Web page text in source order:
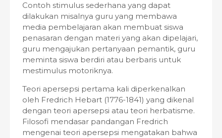
Contoh stimulus sederhana yang dapat
dilakukan misalnya guru yang membawa
media pembelajaran akan membuat siswa
penasaran dengan materi yang akan dipelajari,
guru mengajukan pertanyaan pemantik, guru
meminta siswa berdiri atau berbaris untuk
mestimulus motoriknya.
Teori apersepsi pertama kali diperkenalkan
oleh Fredrich Hebart (1776-1841) yang dikenal
dengan teori apersepsi atau teori herbatisme.
Filosofi mendasar pandangan Fredrich
mengenai teori apersepsi mengatakan bahwa